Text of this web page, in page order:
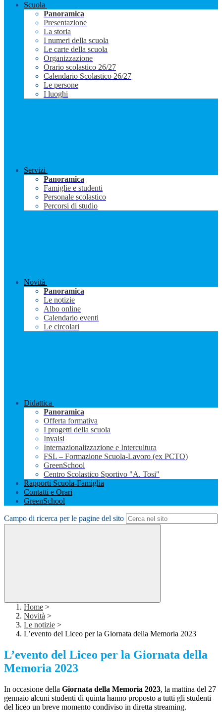
Scuola
Panoramica
Presentazione
La storia
I numeri della scuola
Le carte della scuola
Organizzazione
Orario scolastico 26/27
Calendario Scolastico 26/27
Le persone
I luoghi
Servizi
Panoramica
Famiglie e studenti
Personale scolastico
Percorsi di studio
Novità
Panoramica
Le notizie
Albo online
Calendario eventi
Le circolari
Didattica
Panoramica
Offerta formativa
I progetti della scuola
Invalsi
Internazionalizzazione e Intercultura
FSL – Formazione Scuola-Lavoro (ex PCTO)
GreenSchool
Centro Scolastico Sportivo "A. Tosi"
Rapporti Scuola-Famiglia
Contatti e Orari
GreenSchool
Campo di ricerca per le pagine del sito
Home >
Novità >
Le notizie >
L’evento del Liceo per la Giornata della Memoria 2023
L’evento del Liceo per la Giornata della
Memoria 2023
In occasione della Giornata della Memoria 2023, la mattina del 27
gennaio alcuni studenti di quinta hanno proposto a tutti gli studenti
del liceo un breve momento condiviso in diretta streaming.